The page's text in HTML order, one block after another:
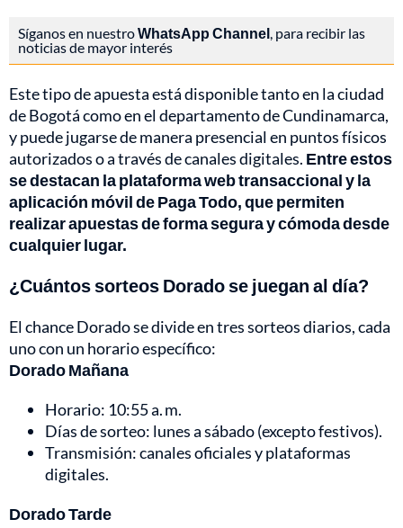
Síganos en nuestroWhatsApp Channel, para recibir las
noticias de mayor interés
Este tipo de apuesta está disponible tanto en la ciudad
de Bogotá como en el departamento de Cundinamarca,
y puede jugarse de manera presencial en puntos físicos
autorizados o a través de canales digitales. Entre estos
se destacan la plataforma web transaccional y la
aplicación móvil de Paga Todo, que permiten
realizar apuestas de forma segura y cómoda desde
cualquier lugar.
¿Cuántos sorteos Dorado se juegan al día?
El chance Dorado se divide en tres sorteos diarios, cada
uno con un horario específico:
Dorado Mañana
Horario: 10:55 a. m.
Días de sorteo: lunes a sábado (excepto festivos).
Transmisión: canales oficiales y plataformas
digitales.
Dorado Tarde